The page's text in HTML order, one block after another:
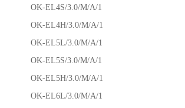
OK-EL4S/3.0/M/A/1
OK-EL4H/3.0/M/A/1
OK-EL5L/3.0/M/A/1
OK-EL5S/3.0/M/A/1
OK-EL5H/3.0/M/A/1
OK-EL6L/3.0/M/A/1